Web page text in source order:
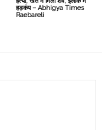
हड़कंप – Abhigya Times
Raebareli